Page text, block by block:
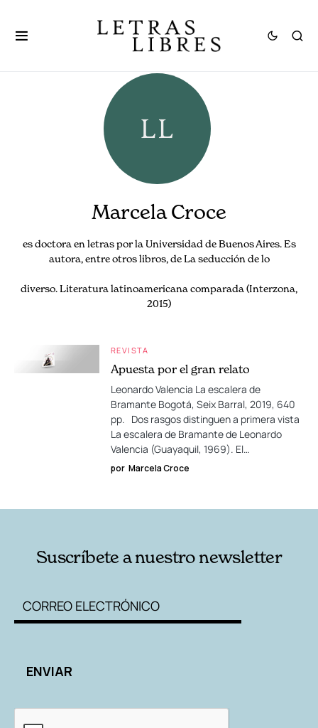
Marcela Croce
es doctora en letras por la Universidad de Buenos Aires. Es
autora, entre otros libros, de La seducción de lo
diverso. Literatura latinoamericana comparada (Interzona,
2015)
REVISTA
Apuesta por el gran relato
Leonardo Valencia La escalera de
Bramante Bogotá, Seix Barral, 2019, 640
pp. Dos rasgos distinguen a primera vista
La escalera de Bramante de Leonardo
Valencia (Guayaquil, 1969). El…
por Marcela Croce
Suscríbete a nuestro newsletter